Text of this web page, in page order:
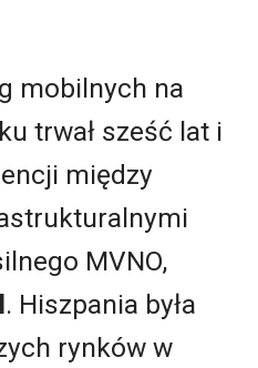
mobilnych na
trwał sześć lat i
między
MVNO,
. Hiszpania była
rynków w